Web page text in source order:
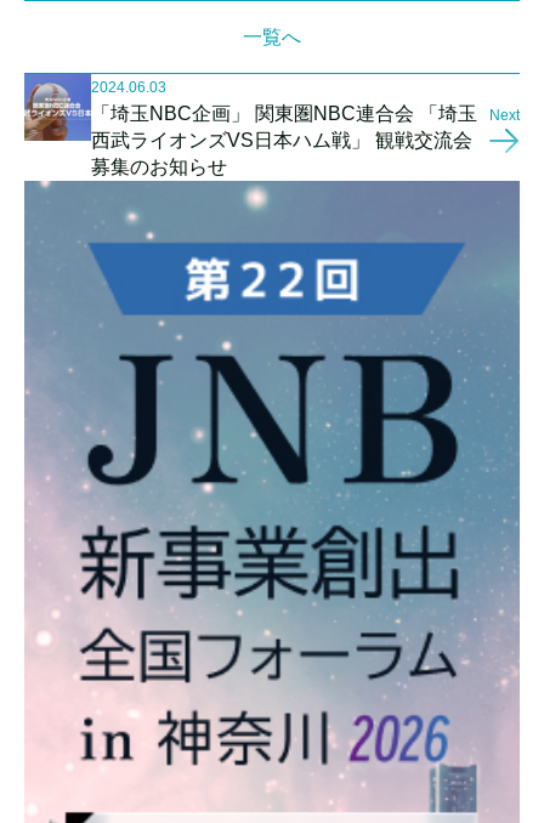
一覧へ
2024.06.03
「埼玉NBC企画」 関東圏NBC連合会 「埼玉
西武ライオンズVS日本ハム戦」 観戦交流会
募集のお知らせ
Next